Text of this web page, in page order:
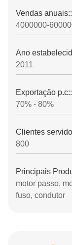
Vendas anuais::
4000000-
Ano
2011
Exportação p.c::
70% - 80%
Clientes
800
Principais
motor passo,
fuso, condutor